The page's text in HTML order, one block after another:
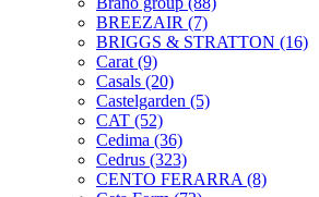
BREEZAIR (7)
BRIGGS & STRATTON (16)
Carat (9)
Casals (20)
Castelgarden (5)
CAT (52)
Cedima (36)
Cedrus (323)
CENTO FERARRA (8)